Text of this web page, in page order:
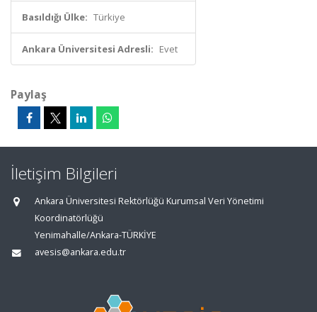
Basıldığı Ülke: Türkiye
Ankara Üniversitesi Adresli: Evet
Paylaş
İletişim Bilgileri
Ankara Üniversitesi Rektörlüğü Kurumsal Veri Yönetimi
Koordinatörlüğü
Yenimahalle/Ankara-TÜRKİYE
avesis@ankara.edu.tr